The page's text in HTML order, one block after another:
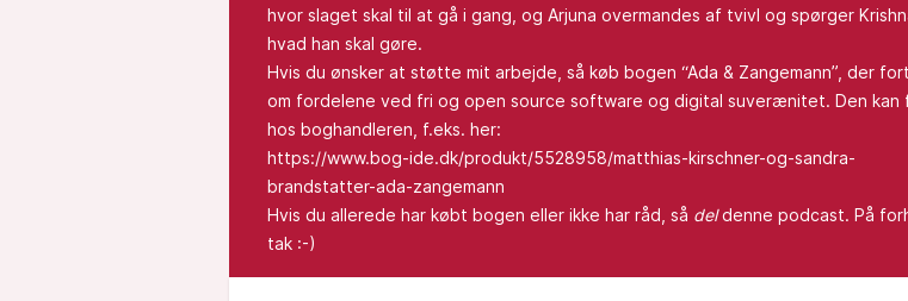
hvor slaget skal til at gå i gang, og Arjuna overmandes af tvivl og spørger
hvad han skal gøre.
Hvis du ønsker at støtte mit arbejde, så køb bogen “Ada & Zangemann”, der
om fordelene ved fri og open source software og digital suverænitet. Den kan
hos boghandleren, f.eks. her:
https://www.bog-ide.dk/produkt/5528958/matthias-kirschner-og-sandra-
brandstatter-ada-zangemann
Hvis du allerede har købt bogen eller ikke har råd, så deldenne podcast. På
tak :-)